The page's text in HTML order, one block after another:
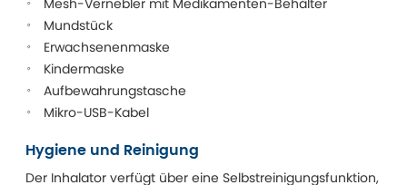
Mesh-Vernebler mit Medikamenten-Behälter
Mundstück
Erwachsenenmaske
Kindermaske
Aufbewahrungstasche
Mikro-USB-Kabel
Hygiene und Reinigung
Der Inhalator verfügt über eine Selbstreinigungsfunktion,